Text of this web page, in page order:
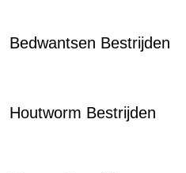
Bedwantsen Bestrijden
Houtworm Bestrijden